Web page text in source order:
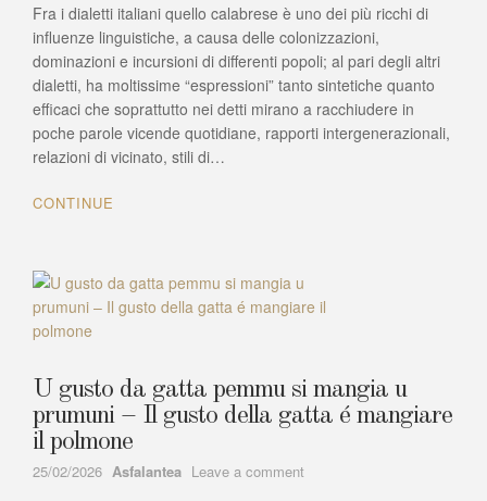
grossi
e
cervedu
finu
Scarpa
grossa
Fra i dialetti italiani quello calabrese è uno dei più ricchi di
influenze linguistiche, a causa delle colonizzazioni,
dominazioni e incursioni di differenti popoli; al pari degli altri
dialetti, ha moltissime “espressioni” tanto sintetiche quanto
efficaci che soprattutto nei detti mirano a racchiudere in
poche parole vicende quotidiane, rapporti intergenerazionali,
relazioni di vicinato, stili di…
CONTINUE
U gusto da gatta pemmu si mangia u
prumuni – Il gusto della gatta é mangiare
il polmone
25/02/2026 Author
Asfalantea Leave a comment